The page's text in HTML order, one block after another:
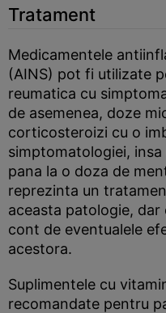
Tratament
Medicamentele
(AINS) pot fi utilizate
reumatica cu
de asemenea, doze
corticosteroizi cu o
simptomatologiei,
pana la o doza de
reprezinta un
aceasta patologie,
cont de eventualele
acestora.
Suplimentele cu
recomandate pentru